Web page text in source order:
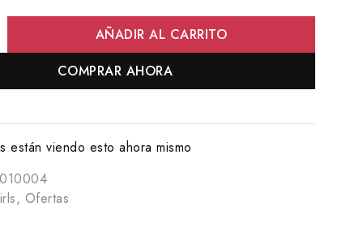
AÑADIR AL CARRITO
COMPRAR AHORA
están viendo esto ahora mismo
, Ofertas